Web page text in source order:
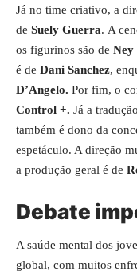
Já no time criativo, a
de Suely Guerra. A
os figurinos são de Ney
é de Dani Sanchez,
D’Angelo. Por fim, o
Control +. Já a
também é dono da
espetáculo. A direção
a produção geral é de
Debate
A saúde mental dos
global, com muitos